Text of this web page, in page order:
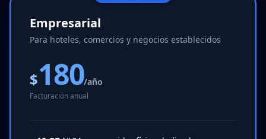
Empresarial
Para hoteles, comercios y negocios establecidos
$180/año
Facturación anual